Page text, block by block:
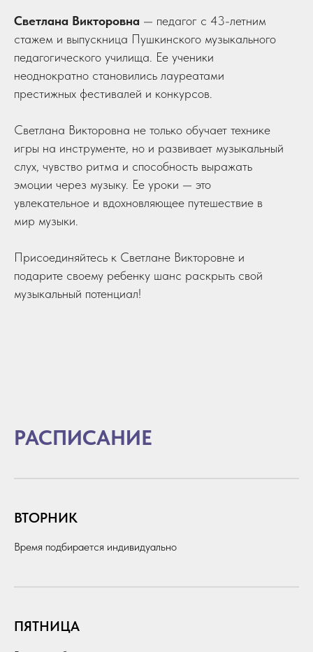
Светлана Викторовна — педагог с 43-летним
стажем и выпускница Пушкинского музыкального
педагогического училища. Ее ученики
неоднократно становились лауреатами
престижных фестивалей и конкурсов.
Светлана Викторовна не только обучает технике
игры на инструменте, но и развивает музыкальный
слух, чувство ритма и способность выражать
эмоции через музыку. Ее уроки — это
увлекательное и вдохновляющее путешествие в
мир музыки.
Присоединяйтесь к Светлане Викторовне и
подарите своему ребенку шанс раскрыть свой
музыкальный потенциал!
РАСПИСАНИЕ
ВТОРНИК
Время подбирается индивидуально
ПЯТНИЦА